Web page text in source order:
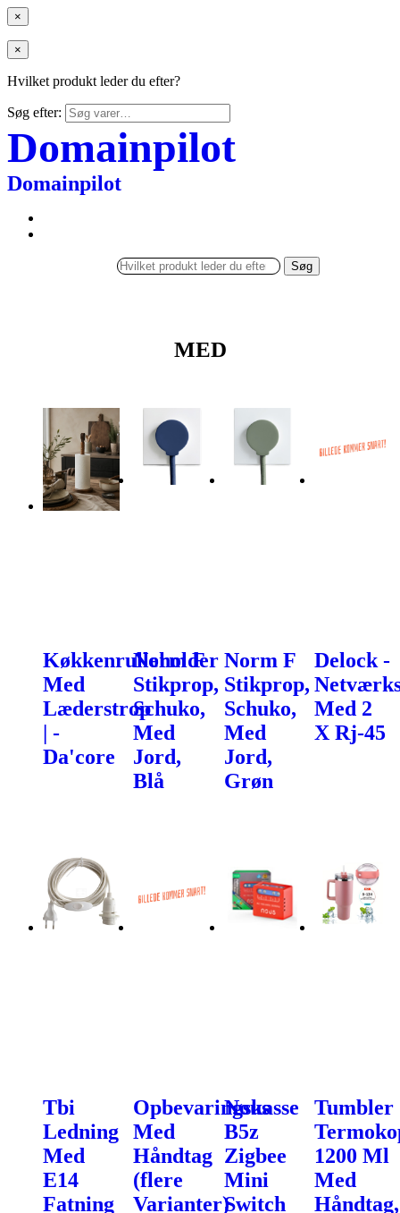
×
×
Hvilket produkt leder du efter?
Søg efter:
Domainpilot
Domainpilot
Søg
MED
Køkkenrulleholder
Med
Læderstrop
| -
Da'core
Norm F
Stikprop,
Schuko,
Med
Jord,
Blå
Norm F
Stikprop,
Schuko,
Med
Jord,
Grøn
Delock -
Med 2
X Rj-45
Tbi
Ledning
Med
E14
Fatning
Opbevaringskasse
Med
Håndtag
(flere
Varianter)
Nous
B5z
Zigbee
Mini
Switch
Tumbler
1200 Ml
Med
Håndtag,